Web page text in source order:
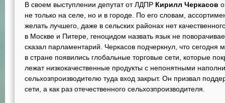
В своем выступлении депутат от ЛДПР Кирилл Черкасов
не только на селе, но и в городе. По его словам,
желать лучшего, даже в сельских районах нет
в Москве и Питере, геноцидом назвать язык не
сказал парламентарий. Черкасов подчеркнул, что сегодня
в стране появились глобальные торговые сети, которые
лежат низкокачественные продукты с непонятными
сельхозпроизводителю туда вход закрыт. Он призвал
сети, а как раз отечественного сельхозпроизводителя.